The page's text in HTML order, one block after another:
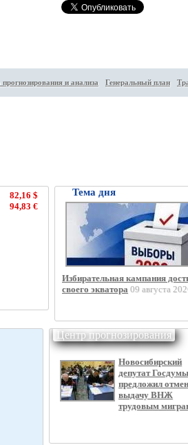
и анализа Генеральный план
82,16 $
94,83 €
Тема дня
Избирательная кампания
своего экватора 09 августа
Центр прогнозирования
Новосибирский
депутат Госдумы
предложил
выдачу ВНЖ
трудовым